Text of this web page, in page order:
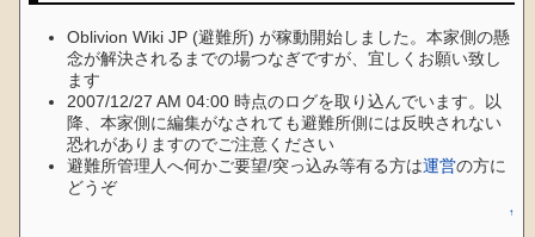
Oblivion Wiki JP (避難所) が稼動開始しました。本家側の懸
念が解決されるまでの場つなぎですが、宜しくお願い致し
ます
2007/12/27 AM 04:00 時点のログを取り込んでいます。以
降、本家側に編集がなされても避難所側には反映されない
恐れがありますのでご注意ください
避難所管理人へ何かご要望/突っ込み等有る方は運営の方に
どうぞ
↑